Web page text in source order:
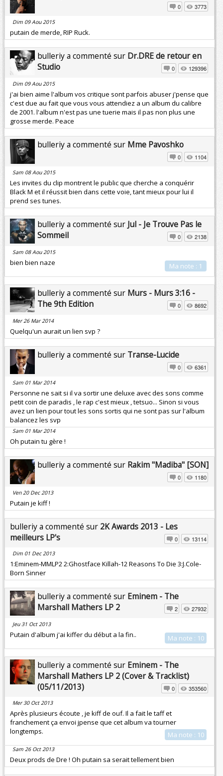
0 3773
Dim 09 Aou 2015
putain de merde, RIP Ruck.
bulleriy a commenté sur Dr.DRE de retour en
Studio
0 129396
Dim 09 Aou 2015
j'ai bien aime l'album vos critique sont parfois abuser j'pense que
c'est due au fait que vous vous attendiez a un album du calibre
de 2001. l'album n'est pas une tuerie mais il pas non plus une
grosse merde. Peace
bulleriy a commenté sur Mme Pavoshko
0 1104
Sam 08 Aou 2015
Les invites du clip montrent le public que cherche a conquérir
Black M et il réussit bien dans cette voie, tant mieux pour lui il
prend ses tunes.
bulleriy a commenté sur Jul - Je Trouve Pas le
Sommeil
0 2138
Sam 08 Aou 2015
bien bien naze Ma note : 1
bulleriy a commenté sur Murs - Murs 3:16 -
The 9th Edition
0 8692
Mer 26 Mar 2014
Quelqu'un aurait un lien svp ?
bulleriy a commenté sur Transe-Lucide
0 6361
Sam 01 Mar 2014
Personne ne sait si il va sortir une deluxe avec des sons comme
petit coin de paradis , le rap c'est mieux , tetsuo... Sinon si vous
avez un lien pour tout les sons sortis qui ne sont pas sur l'album
balancez les svp
Sam 01 Mar 2014
Oh putain tu gère !
bulleriy a commenté sur Rakim "Madiba" [SON]
0 1180
Ven 20 Dec 2013
Putain je kiff !
bulleriy a commenté sur 2K Awards 2013 - Les
meilleurs LP's
0 13114
Dim 01 Dec 2013
1:Eminem-MMLP2 2:Ghostface Killah-12 Reasons To Die 3:J.Cole-
Born Sinner
bulleriy a commenté sur Eminem - The
Marshall Mathers LP 2
2 27932
Jeu 31 Oct 2013
Putain d'album j'ai kiffer du début a la fin.. Ma note : 10
bulleriy a commenté sur Eminem - The
Marshall Mathers LP 2 (Cover & Tracklist)
(05/11/2013)
0 353560
Mer 30 Oct 2013
Après plusieurs écoute , je kiff de ouf. Il a fait le taff et
franchement ça envoi jpense que cet album va tourner
longtemps.
Ma note : 10
Sam 26 Oct 2013
Deux prods de Dre ! Oh putain sa serait tellement bien